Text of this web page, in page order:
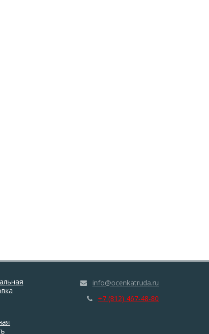
info@ocenkatruda.ru
+7 (812) 467-48-80